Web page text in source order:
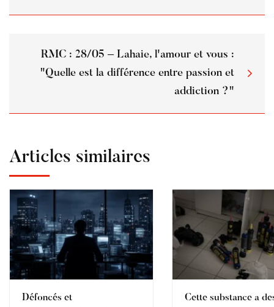
RMC : 28/05 – Lahaie, l'amour et vous :
"Quelle est la différence entre passion et
addiction ?"
Articles similaires
Défoncés et
Cette substance a